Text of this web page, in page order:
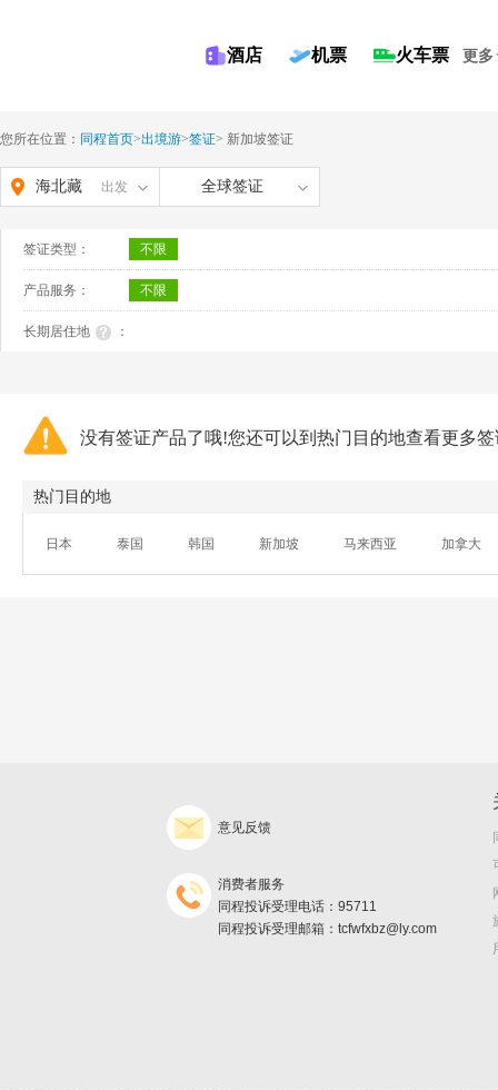
酒店 机票 火车票 更多
您所在位置： 同程首页>出境游>签证> 新加坡签证
海北藏 出发 全球签证
签证类型： 不限
产品服务： 不限
长期居住地 ：
没有签证产品了哦!您还可以到热门目的地查看更多
热门目的地
日本 泰国 韩国 新加坡 马来西亚 加拿大
意见反馈
消费者服务
同程投诉受理电话：95711
同程投诉受理邮箱：tcfwfxbz@ly.com